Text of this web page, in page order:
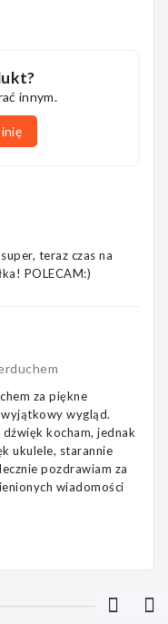
innym.
teraz czas na
POLECAM:)
za piękne
wygląd.
kocham, jednak
ukulele, starannie
pozdrawiam za
wiadomości